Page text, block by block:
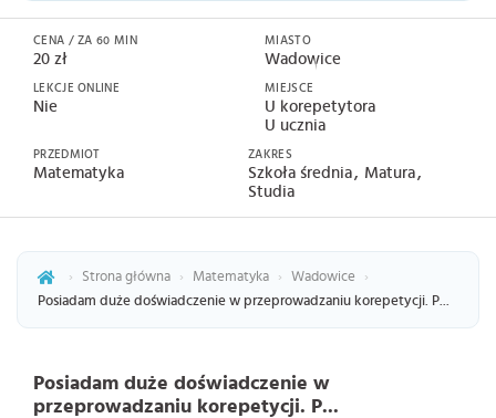
CENA / ZA 60 MIN
20 zł
LEKCJE ONLINE
Nie
MIASTO
Wadowice
MIEJSCE
U korepetytora
U ucznia
PRZEDMIOT
Matematyka
ZAKRES
Szkoła średnia Matura
Studia
› Strona główna › Matematyka › Wadowice
›
Posiadam duże doświadczenie w przeprowadzaniu korepetycji. P...
Posiadam duże doświadczenie w
przeprowadzaniu korepetycji. P...